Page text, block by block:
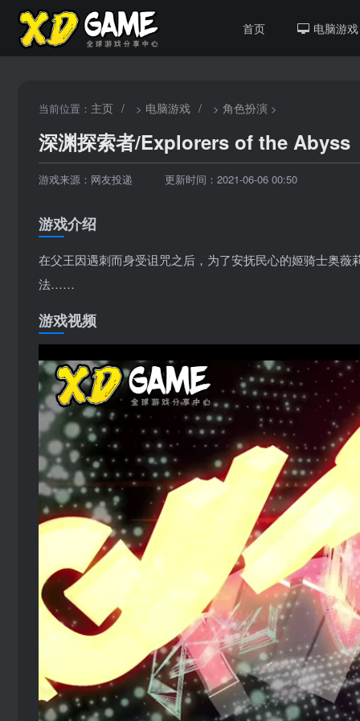
首页 电脑游戏
当前位置： 主页 / > 电脑游戏 / > 角色扮演 >
深渊探索者/Explorers of the Abyss
游戏来源：网友投递 更新时间：2021-06-06 00:50
游戏介绍
在父王因遇刺而身受诅咒之后，为了安抚民心的姬骑士奥
法……
游戏视频